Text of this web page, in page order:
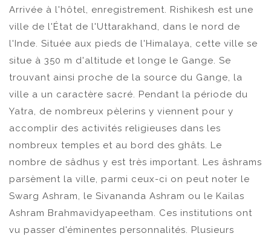
Arrivée à l'hôtel, enregistrement. Rishikesh est une
ville de l'État de l'Uttarakhand, dans le nord de
l'Inde. Située aux pieds de l'Himalaya, cette ville se
situe à 350 m d'altitude et longe le Gange. Se
trouvant ainsi proche de la source du Gange, la
ville a un caractère sacré. Pendant la période du
Yatra, de nombreux pèlerins y viennent pour y
accomplir des activités religieuses dans les
nombreux temples et au bord des ghâts. Le
nombre de sâdhus y est très important. Les âshrams
parsèment la ville, parmi ceux-ci on peut noter le
Swarg Ashram, le Sivananda Ashram ou le Kailas
Ashram Brahmavidyapeetham. Ces institutions ont
vu passer d'éminentes personnalités. Plusieurs